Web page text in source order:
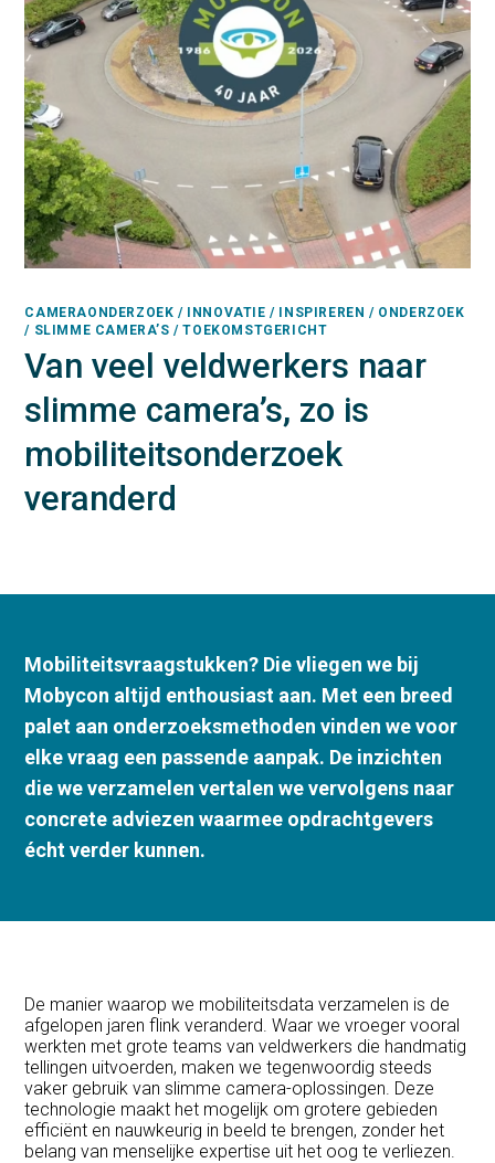
CAMERAONDERZOEK / INNOVATIE / INSPIREREN / ONDERZOEK
/ SLIMME CAMERA’S / TOEKOMSTGERICHT
Van veel veldwerkers naar
slimme camera’s, zo is
mobiliteitsonderzoek
veranderd
Mobiliteitsvraagstukken? Die vliegen we bij
Mobycon altijd enthousiast aan. Met een breed
palet aan onderzoeksmethoden vinden we voor
elke vraag een passende aanpak. De inzichten
die we verzamelen vertalen we vervolgens naar
concrete adviezen waarmee opdrachtgevers
écht verder kunnen.
De manier waarop we mobiliteitsdata verzamelen is de
afgelopen jaren flink veranderd. Waar we vroeger vooral
werkten met grote teams van veldwerkers die handmatig
tellingen uitvoerden, maken we tegenwoordig steeds
vaker gebruik van slimme camera-oplossingen. Deze
technologie maakt het mogelijk om grotere gebieden
efficiënt en nauwkeurig in beeld te brengen, zonder het
belang van menselijke expertise uit het oog te verliezen.